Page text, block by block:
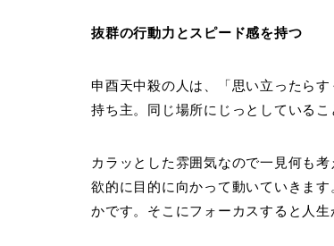
抜群の行動力とスピード感を持つ
申酉天中殺の人は、「思い立ったら
持ち主。同じ場所にじっとしている
カラッとした雰囲気なので一見何も
欲的に目的に向かって動いていきま
かです。そこにフォーカスすると人生